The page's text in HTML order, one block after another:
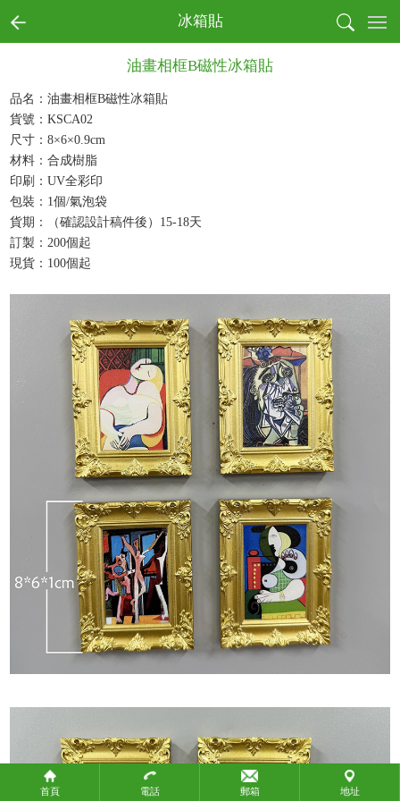
首页
全部商品分類
書寫
成功案例
商業客戶
個人用戶
政府機構
教育團體
社會團體
關於攜手
關於攜手
聯繫我們
聯繫我們
付款方式
付款方式
知識產權
物流方式
生產時間
冰箱貼
油畫相框B磁性冰箱貼
品名：油畫相框B磁性冰箱貼
貨號：KSCA02
尺寸：8×6×0.9cm
材料：合成樹脂
印刷：UV全彩印
包裝：1個/氣泡袋
貨期：（確認設計稿件後）15-18天
訂製：200個起
現貨：100個起
首頁 電話 郵箱 地址